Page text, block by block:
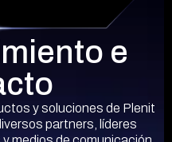
e
y soluciones de Plenit
partners, líderes